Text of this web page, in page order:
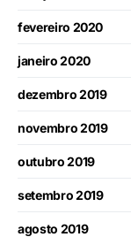
fevereiro 2020
janeiro 2020
dezembro 2019
novembro 2019
outubro 2019
setembro 2019
agosto 2019